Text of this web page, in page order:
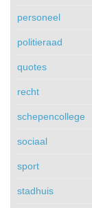
personeel
politieraad
quotes
recht
schepencollege
sociaal
sport
stadhuis